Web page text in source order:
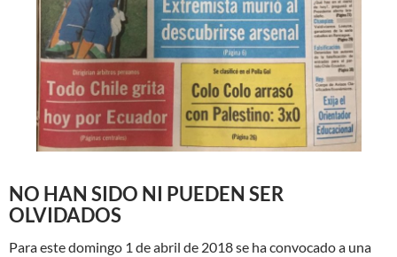
NO HAN SIDO NI PUEDEN SER
OLVIDADOS
Para este domingo 1 de abril de 2018 se ha convocado a una